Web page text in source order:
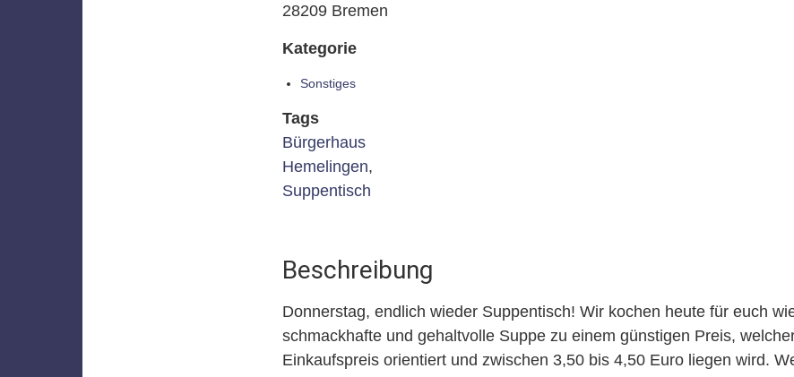
28209 Bremen
Kategorie
Sonstiges
Tags
Bürgerhaus
Hemelingen,
Suppentisch
Beschreibung
Donnerstag, endlich wieder Suppentisch! Wir kochen heute für euch
schmackhafte und gehaltvolle Suppe zu einem günstigen Preis,
Einkaufspreis orientiert und zwischen 3,50 bis 4,50 Euro liegen wird.